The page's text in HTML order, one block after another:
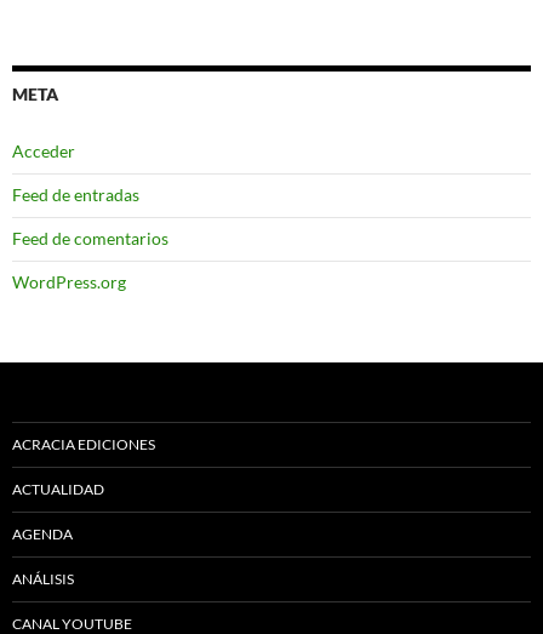
META
Acceder
Feed de entradas
Feed de comentarios
WordPress.org
ACRACIA EDICIONES
ACTUALIDAD
AGENDA
ANÁLISIS
CANAL YOUTUBE